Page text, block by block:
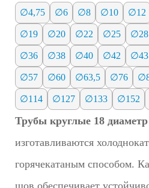
∅4,75 ∅6 ∅8 ∅10 ∅12
∅19 ∅20 ∅22 ∅25 ∅28
∅36 ∅38 ∅40 ∅42 ∅43
∅57 ∅60 ∅63,5 ∅76
∅114 ∅127 ∅133 ∅152
Трубы круглые 18
изготавливаются
горячекатаным способом.